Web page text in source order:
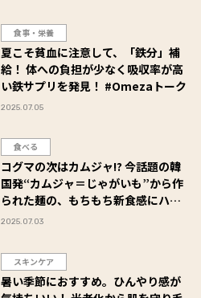
食事・栄養
夏こそ貧血に注意して、「鉄分」補
給！ 体への負担が少なく吸収率が高
い鉄サプリを発見！ #Omezaトーク
2025.07.05
食べる
コグマの次はカムジャ!? 今話題の韓
国発“カムジャ＝じゃがいも”から作
られた麺の、もちもち新食感にハマ
りそう♪ #Omezaトーク
2025.07.03
スキンケア
暑い季節におすすめ。ひんやり感が